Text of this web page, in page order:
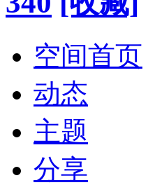
空间首页
动态
主题
分享